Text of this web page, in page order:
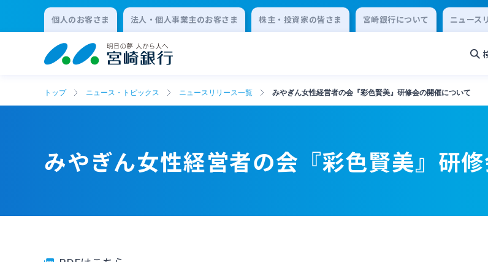
個人のお客さま 法人・個人事業主のお客さま 株主・投資家の皆さま 宮崎銀行について ニュース
トップ ニュース・トピックス ニュースリリース一覧 みやぎん女性経営者の会『彩色賢美』研修会の開催について
みやぎん女性経営者の会『彩色賢美』研